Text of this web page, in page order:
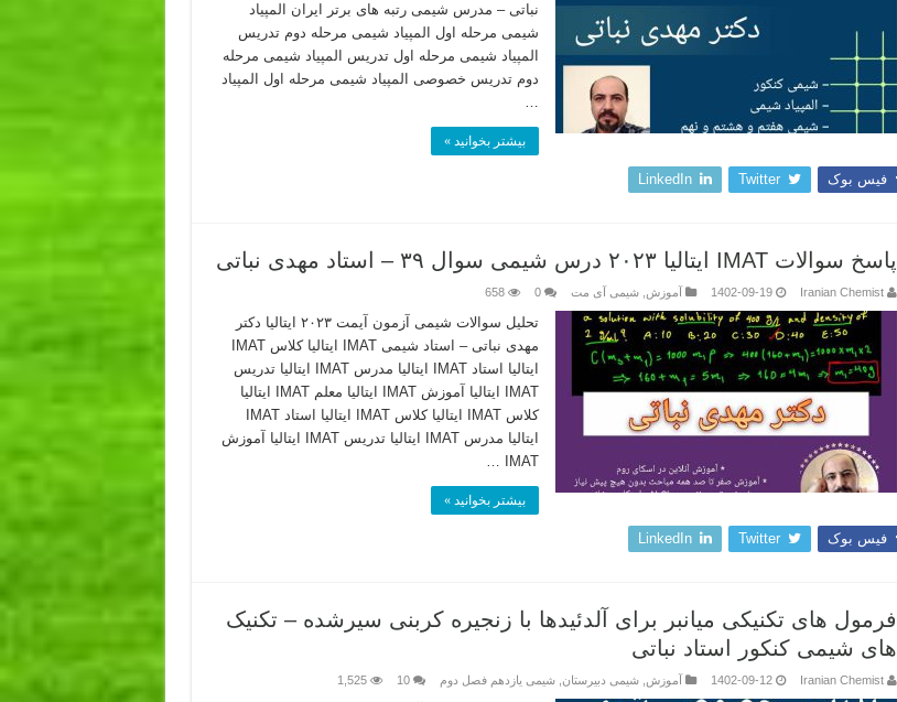
نباتی – مدرس شیمی رتبه های برتر ایران المپیاد
شیمی مرحله اول المپیاد شیمی مرحله دوم تدریس
المپیاد شیمی مرحله اول تدریس المپیاد شیمی مرحله
دوم تدریس خصوصی المپیاد شیمی مرحله اول المپیاد
…
بیشتر بخوانید »
فیس بوک Twitter
LinkedIn
پاسخ سوالات IMAT ایتالیا ۲۰۲۳ درس شیمی سوال ۳۹ – استاد مهدی نباتی
Iranian Chemist
1402-09-19 آموزش ,شیمی آی مت 0
658
تحلیل سوالات شیمی آزمون آیمت ۲۰۲۳ ایتالیا دکتر
مهدی نباتی – استاد شیمی IMAT ایتالیا کلاس IMAT
ایتالیا استاد IMAT ایتالیا مدرس IMAT ایتالیا تدریس
IMAT ایتالیا آموزش IMAT ایتالیا معلم IMAT ایتالیا
کلاس IMAT ایتالیا کلاس IMAT ایتالیا استاد IMAT
ایتالیا مدرس IMAT ایتالیا تدریس IMAT ایتالیا آموزش
IMAT …
بیشتر بخوانید »
فیس بوک Twitter
LinkedIn
فرمول های تکنیکی میانبر برای آلدئیدها با زنجیره کربنی سیرشده – تکنیک
های شیمی کنکور استاد نباتی
Iranian Chemist
1402-09-12 آموزش ,شیمی دبیرستان ,شیمی یازدهم فصل دوم 10
1,525